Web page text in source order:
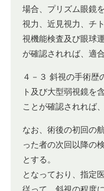
場合、プリズム眼鏡
視力、近見視力、チ
視機能検査及び眼球
が確認されれば、適合
４－３ 斜視の手術歴
ト及び大型弱視鏡を
ことが確認されれば
なお、術後の初回の
った者の次回以降の
とする。
となっており、指定
従って、斜視の程度